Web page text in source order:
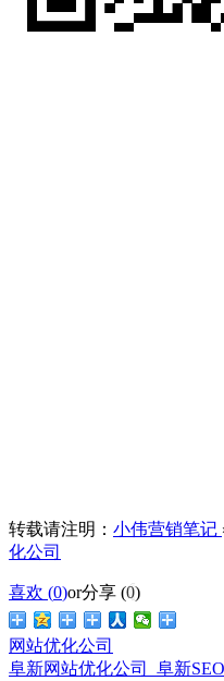
转载请注明： 小伟营销笔记
化公司
喜欢 (0)or分享 (0)
网站优化公司
阜新网站优化公司_阜新